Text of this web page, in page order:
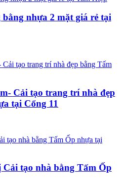
nhựa 2 mặt giá rẻ tại
Cải tạo trang trí nhà đẹp
tại Cổng 11
tạo nhà bằng Tấm Ốp